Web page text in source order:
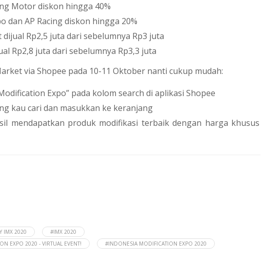
Motor diskon hingga 40%
dan AP Racing diskon hingga 20%
Rp2,5 juta dari sebelumnya Rp3 juta
Rp2,8 juta dari sebelumnya Rp3,3 juta
via Shopee pada 10-11 Oktober nanti cukup mudah:
Expo” pada kolom search di aplikasi Shopee
kau cari dan masukkan ke keranjang
mendapatkan produk modifikasi terbaik dengan harga khusus
IMX 2020
#IMX 2020
EXPO 2020 - VIRTUAL EVENT!
#INDONESIA MODIFICATION EXPO 2020